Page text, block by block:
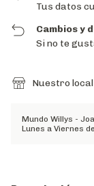
Tus datos
Cambios y
Si no te
Nuestro local
Mundo Willys -
Lunes a Viernes